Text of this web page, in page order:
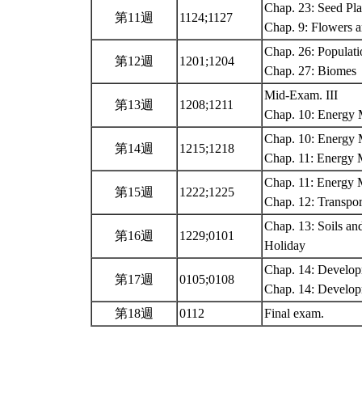
第11週 1124;1127
Chap. 23: Seed
Chap. 9: Flowers
第12週 1201;1204
Chap. 26:
Chap. 27: Biomes
第13週 1208;1211
Mid-Exam. III
Chap. 10: Energy
第14週 1215;1218
Chap. 10: Energy
Chap. 11: Energy
第15週 1222;1225
Chap. 11: Energy
Chap. 12:
第16週 1229;0101
Chap. 13: Soils
Holiday
第17週 0105;0108
Chap. 14:
Chap. 14:
第18週
0112 Final exam.